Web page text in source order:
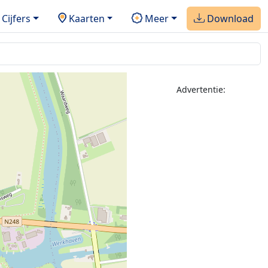
Cijfers Kaarten Meer Download
Advertentie: